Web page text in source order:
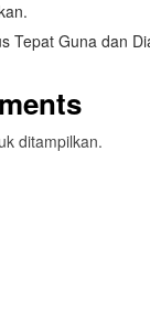
Tepat Guna dan
ditampilkan.